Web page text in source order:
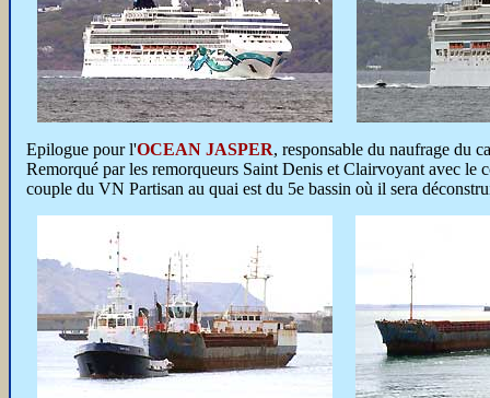
Epilogue pour l'OCEAN JASPER, responsable du naufrage du
Remorqué par les remorqueurs Saint Denis et Clairvoyant avec le
couple du VN Partisan au quai est du 5e bassin où il sera